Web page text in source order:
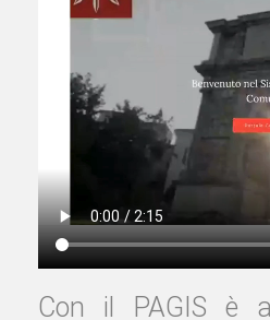
Con il PAGIS è